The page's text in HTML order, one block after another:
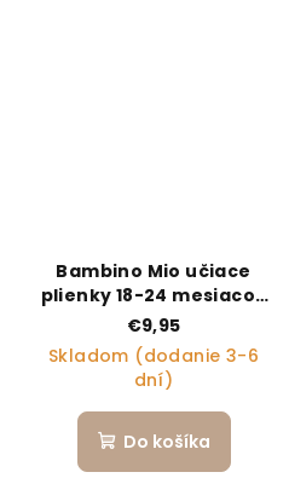
Bambino Mio učiace
plienky 18-24 mesiacov
LITTLE PAWS
€9,95
Skladom (dodanie 3-6
dní)
Do košíka